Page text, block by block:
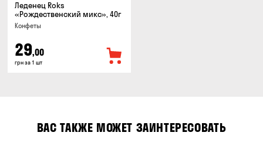
Леденец Roks
«Рождественский микс», 40г
Конфеты
29,00
грн за 1 шт
ВАС ТАКЖЕ МОЖЕТ ЗАИНТЕРЕСОВАТЬ